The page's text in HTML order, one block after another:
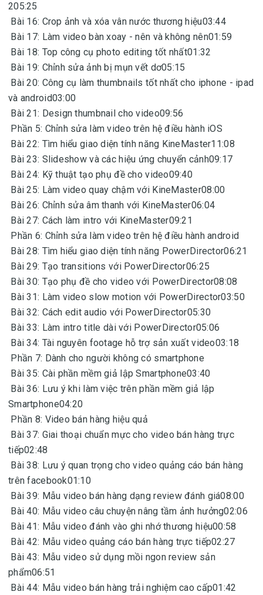
205:25
Bài 16: Crop ảnh và xóa vân nước thương hiệu03:44
Bài 17: Làm video bàn xoay - nên và không nên01:59
Bài 18: Top công cụ photo editing tốt nhất01:32
Bài 19: Chỉnh sửa ảnh bị mụn vết dơ05:15
Bài 20: Công cụ làm thumbnails tốt nhất cho iphone - ipad
và android03:00
Bài 21: Design thumbnail cho video09:56
Phần 5: Chỉnh sửa làm video trên hệ điều hành iOS
Bài 22: Tìm hiểu giao diện tính năng KineMaster11:08
Bài 23: Slideshow và các hiệu ứng chuyển cảnh09:17
Bài 24: Kỹ thuật tạo phụ đề cho video09:40
Bài 25: Làm video quay chậm với KineMaster08:00
Bài 26: Chỉnh sửa âm thanh với KineMaster06:04
Bài 27: Cách làm intro với KineMaster09:21
Phần 6: Chỉnh sửa làm video trên hệ điều hành android
Bài 28: Tìm hiểu giao diện tính năng PowerDirector06:21
Bài 29: Tạo transitions với PowerDirector06:25
Bài 30: Tạo phụ đề cho video với PowerDirector08:08
Bài 31: Làm video slow motion với PowerDirector03:50
Bài 32: Cách edit audio với PowerDirector05:30
Bài 33: Làm intro title dài với PowerDirector05:06
Bài 34: Tài nguyên footage hỗ trợ sản xuất video03:18
Phần 7: Dành cho người không có smartphone
Bài 35: Cài phần mềm giả lập Smartphone03:40
Bài 36: Lưu ý khi làm việc trên phần mềm giả lập
Smartphone04:20
Phần 8: Video bán hàng hiệu quả
Bài 37: Giai thoại chuẩn mực cho video bán hàng trực
tiếp02:48
Bài 38: Lưu ý quan trọng cho video quảng cáo bán hàng
trên facebook01:10
Bài 39: Mẫu video bán hàng dạng review đánh giá08:00
Bài 40: Mẫu video câu chuyện nâng tầm ảnh hưởng02:06
Bài 41: Mẫu video đánh vào ghi nhớ thương hiệu00:58
Bài 42: Mẫu video quảng cáo bán hàng trực tiếp02:27
Bài 43: Mẫu video sử dụng mồi ngon review sản
phẩm06:51
Bài 44: Mẫu video bán hàng trải nghiệm cao cấp01:42